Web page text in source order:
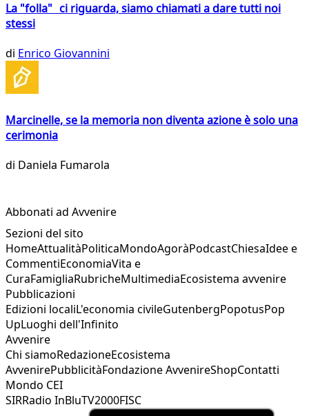
La "folla" ci riguarda, siamo chiamati a dare tutti noi
stessi
di Enrico Giovannini
Marcinelle, se la memoria non diventa azione è solo una
cerimonia
di Daniela Fumarola
Abbonati ad Avvenire
Sezioni del sito
HomeAttualitàPoliticaMondoAgoràPodcastChiesaIdee e
CommentiEconomiaVita e
CuraFamigliaRubricheMultimediaEcosistema avvenire
Pubblicazioni
Edizioni localiL'economia civileGutenbergPopotusPop
UpLuoghi dell'Infinito
Avvenire
Chi siamoRedazioneEcosistema
AvvenirePubblicitàFondazione AvvenireShopContatti
Mondo CEI
SIRRadio InBluTV2000FISC